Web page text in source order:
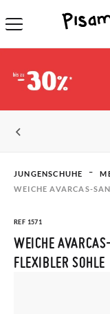
JUNGENSCHUHE
WEICHE AVARCAS-
REF 1571
WEICHE
FLEXIBLER SOHLE